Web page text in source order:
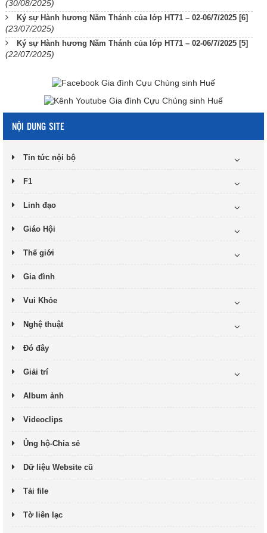
(30/08/2025)
Ký sự Hành hương Năm Thánh của lớp HT71 – 02-06/7/2025 [6]
(23/07/2025)
Ký sự Hành hương Năm Thánh của lớp HT71 – 02-06/7/2025 [5]
(22/07/2025)
NỘI DUNG SITE
Tin tức nội bộ
F1
Linh đạo
Giáo Hội
Thế giới
Gia đình
Vui Khỏe
Nghệ thuật
Đó đây
Giải trí
Album ảnh
Videoclips
Ủng hộ-Chia sẻ
Dữ liệu Website cũ
Tải file
Tờ liên lạc